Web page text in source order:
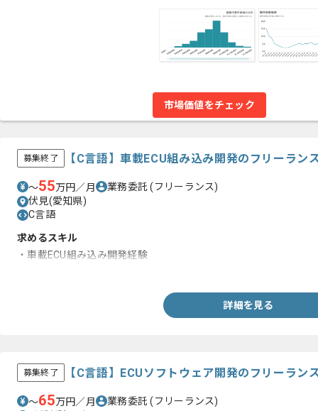
市場価値をチェック
募集終了 【C言語】車載ECU組み込み開発のフリーラン
〜55万円／月 業務委託(フリーランス)
伏見(愛知県)
C言語
求めるスキル
・車載ECU組み込み開発経験
詳細を見る
募集終了 【C言語】ECUソフトウェア開発のフリーラン
〜65万円／月 業務委託(フリーランス)